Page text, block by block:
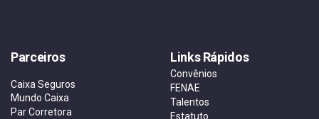
Parceiros
Caixa Seguros
Mundo Caixa
Par Corretora
Links Rápidos
Convênios
FENAE
Talentos
Estatuto